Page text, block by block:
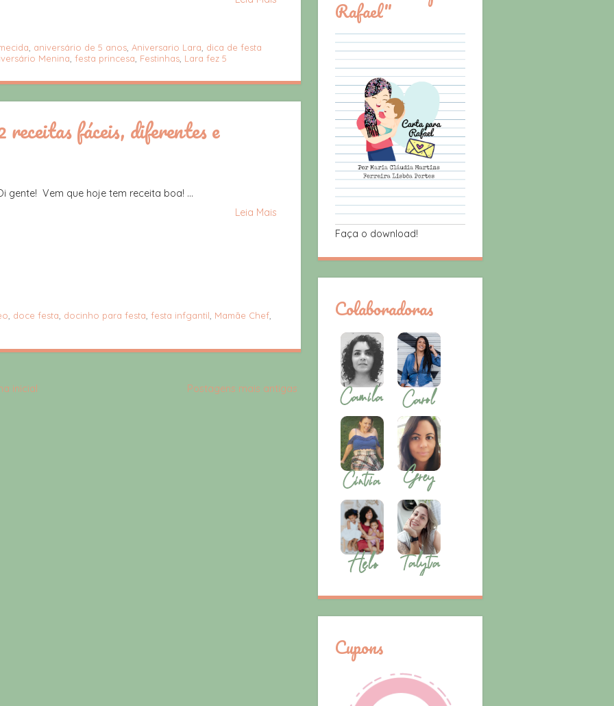
, aniversário de 5 anos, Aniversario Lara, dica de festa
Menina, festa princesa, Festinhas, Lara fez 5
fáceis, diferentes e
gente! Vem que hoje tem receita boa! ...
Leia Mais
doce festa docinho para festa festa infgantil Mamãe Chef
Postagens mais antigas
inicial
Rafael"
Faça o download!
Colaboradoras
Cupons